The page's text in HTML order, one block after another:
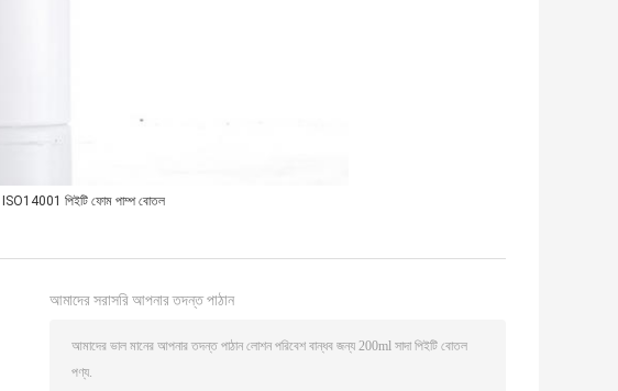
ISO14001 পিইটি ফোম পাম্প বোতল
আমাদের সরাসরি আপনার তদন্ত পাঠান